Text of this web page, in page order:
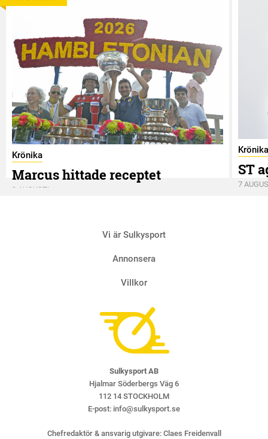
Krönika
Marcus hittade receptet
9 AUGUSTI
Krönika
ST
7
Vi är Sulkysport
Annonsera
Villkor
Sulkysport AB
Hjalmar Söderbergs Väg 6
112 14 STOCKHOLM
E-post: info@sulkysport.se
Chefredaktör & ansvarig utgivare: Claes Freidenvall